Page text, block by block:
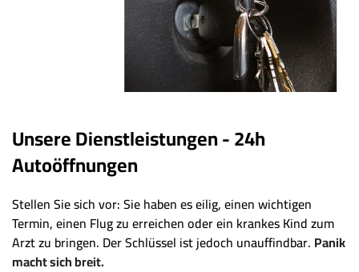
Unsere Dienstleistungen - 24h
Autoöffnungen
Stellen Sie sich vor: Sie haben es eilig, einen wichtigen
Termin, einen Flug zu erreichen oder ein krankes Kind zum
Arzt zu bringen. Der Schlüssel ist jedoch unauffindbar. Panik
macht sich breit.